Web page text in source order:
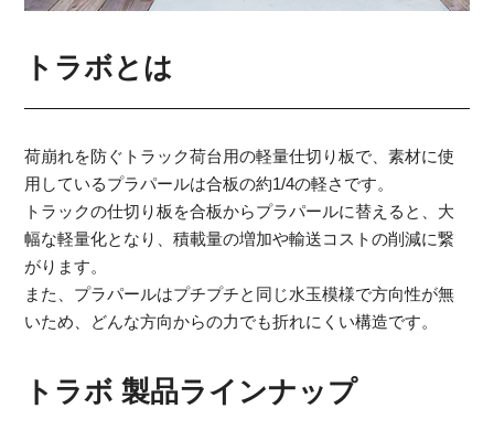
トラボとは
荷崩れを防ぐトラック荷台用の軽量仕切り板で、素材に使
用しているプラパールは合板の約1/4の軽さです。
トラックの仕切り板を合板からプラパールに替えると、大
幅な軽量化となり、積載量の増加や輸送コストの削減に繋
がります。
また、プラパールはプチプチと同じ水玉模様で方向性が無
いため、どんな方向からの力でも折れにくい構造です。
トラボ 製品ラインナップ